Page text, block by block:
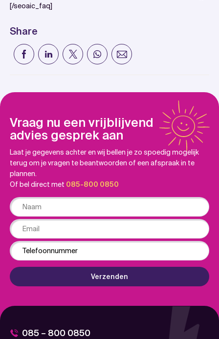
[/seoaic_faq]
Share
Vraag nu een vrijblijvend
advies gesprek aan
Laat je gegevens achter en wij bellen je zo spoedig mogelijk
terug om je vragen te beantwoorden of een afspraak in te
plannen.
Of bel direct met 085-800 0850
Naam
Email
Phone
Verzenden
085 – 800 0850